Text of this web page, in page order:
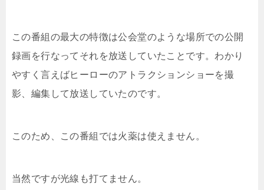
この番組の最大の特徴は公会堂のような場所での公開
録画を行なってそれを放送していたことです。わかり
やすく言えばヒーローのアトラクションショーを撮
影、編集して放送していたのです。
このため、この番組では火薬は使えません。
当然ですが光線も打てません。